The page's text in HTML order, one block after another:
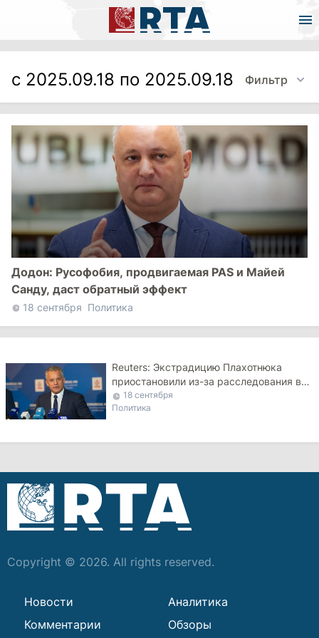
с 2025.09.18 по 2025.09.18 Фильтр
Додон: Русофобия, продвигаемая PAS и Майей
Санду, даст обратный эффект
18 сентября Политика
Reuters: Экстрадицию Плахотнюка
приостановили из-за расследования в
Румынии
18 сентября
Политика
Copyright © 2026. All rights reserved.
Новости
Аналитика
Комментарии
Обзоры